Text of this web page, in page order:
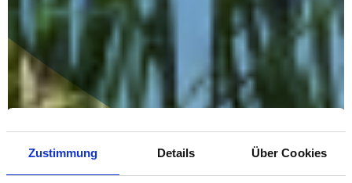
Zustimmung Details Über Cookies